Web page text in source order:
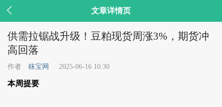
 文章详情页
供需拉锯战升级！豆粕现货周涨3%，期货冲
高回落
作者 秣宝网 2025-06-16 10:30
本周提要